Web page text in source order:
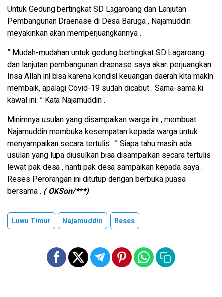
Untuk Gedung bertingkat SD Lagaroang dan Lanjutan
Pembangunan Draenase di Desa Baruga , Najamuddin
meyakinkan akan memperjuangkannya .
” Mudah-mudahan untuk gedung bertingkat SD Lagaroang
dan lanjutan pembangunan draenase saya akan perjuangkan .
Insa Allah ini bisa karena kondisi keuangan daerah kita makin
membaik, apalagi Covid-19 sudah dicabut . Sama-sama ki
kawal ini. ” Kata Najamuddin .
Minimnya usulan yang disampaikan warga ini , membuat
Najamuddin membuka kesempatan kepada warga untuk
menyampaikan secara tertulis . ” Siapa tahu masih ada
usulan yang lupa diusulkan bisa disampaikan secara tertulis
lewat pak desa , nanti pak desa sampaikan kepada saya .
Reses Perorangan ini ditutup dengan berbuka puasa
bersama . ( OKSon/***)
Luwu Timur Najamuddin Reses